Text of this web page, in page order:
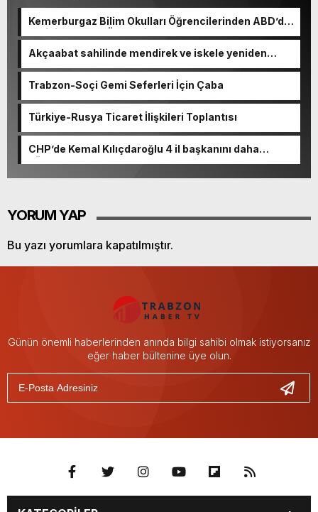
Kemerburgaz Bilim Okulları Öğrencilerinden ABD’de
Tarihi Başarı: 6 Öğrenci 14 Madalya Kazandı
Akçaabat sahilinde mendirek ve iskele yeniden
Trabzon-Soçi Gemi Seferleri İçin Çaba
Türkiye-Rusya Ticaret İlişkileri Toplantısı
CHP’de Kemal Kılıçdaroğlu 4 il başkanını daha
görevden alacak
YORUM YAP
Bu yazı yorumlara kapatılmıştır.
Günün önemli haberlerinden anında bilgi sahibi olmak istiyorsanız
eğer haber bültenine üye olun.